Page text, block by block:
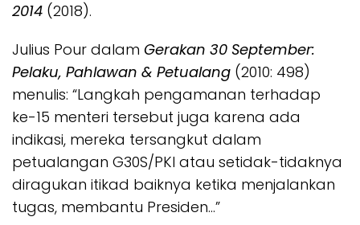
2014 (2018).
Julius Pour dalam Gerakan 30 September:
Pelaku, Pahlawan & Petualang (2010: 498)
menulis: “Langkah pengamanan terhadap
ke-15 menteri tersebut juga karena ada
indikasi, mereka tersangkut dalam
petualangan G30S/PKI atau setidak-tidaknya
diragukan itikad baiknya ketika menjalankan
tugas, membantu Presiden…”